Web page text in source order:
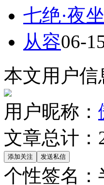
七绝·夜坐
从容06-
本文用户信
用户昵称：
文章总计：
个性签名：